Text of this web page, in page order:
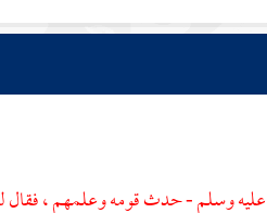
عليه وسلم - حدث قومه وعلمهم ، فقال